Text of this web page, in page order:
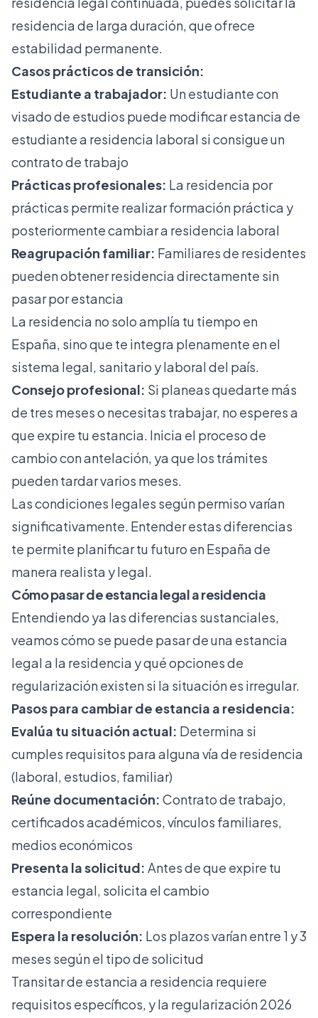
residencia de larga duración, que ofrece
estabilidad permanente.
Casos prácticos de transición:
Estudiante a trabajador: Un estudiante con
visado de estudios puede modificar estancia de
estudiantea residencia laboral si consigue un
contrato de trabajo
Prácticas profesionales: La residencia por
prácticas permite realizar formación práctica y
posteriormente cambiar a residencia laboral
Reagrupación familiar: Familiares de residentes
pueden obtener residencia directamente sin
pasar por estancia
La residencia no solo amplía tu tiempo en
España, sino que te integra plenamente en el
sistema legal, sanitario y laboral del país.
Consejo profesional: Si planeas quedarte más
de tres meses o necesitas trabajar, no esperes a
que expire tu estancia. Inicia el proceso de
cambio con antelación, ya que los trámites
pueden tardar varios meses.
Las condiciones legales según permiso varían
significativamente. Entender estas diferencias
te permite planificar tu futuro en España de
manera realista y legal.
Cómo pasar de estancia legal a residencia
Entendiendo ya las diferencias sustanciales,
veamos cómo se puede pasar de una estancia
legal a la residencia y qué opciones de
regularización existen si la situación es irregular.
Pasos para cambiar de estancia a residencia:
Evalúa tu situación actual: Determina si
cumples requisitos para alguna vía de residencia
(laboral, estudios, familiar)
Reúne documentación: Contrato de trabajo,
certificados académicos, vínculos familiares,
medios económicos
Presenta la solicitud: Antes de que expire tu
estancia legal, solicita el cambio
correspondiente
Espera la resolución: Los plazos varían entre 1 y 3
meses según el tipo de solicitud
Transitar de estancia a residencia requiere
requisitos específicos, y la regularización 2026